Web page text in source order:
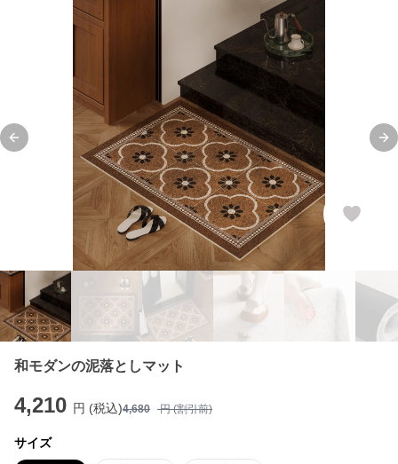
Previous slide
和モダンの泥落としマット
4,210 円 (税込)4,680 円 (割引前)
サイズ